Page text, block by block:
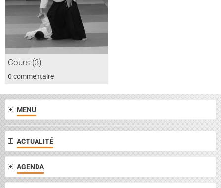
Cours (3)
0 commentaire
MENU
ACTUALITÉ
AGENDA